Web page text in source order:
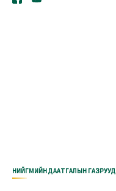
НИЙГМИЙН ДААТГАЛЫН ГАЗРУУД